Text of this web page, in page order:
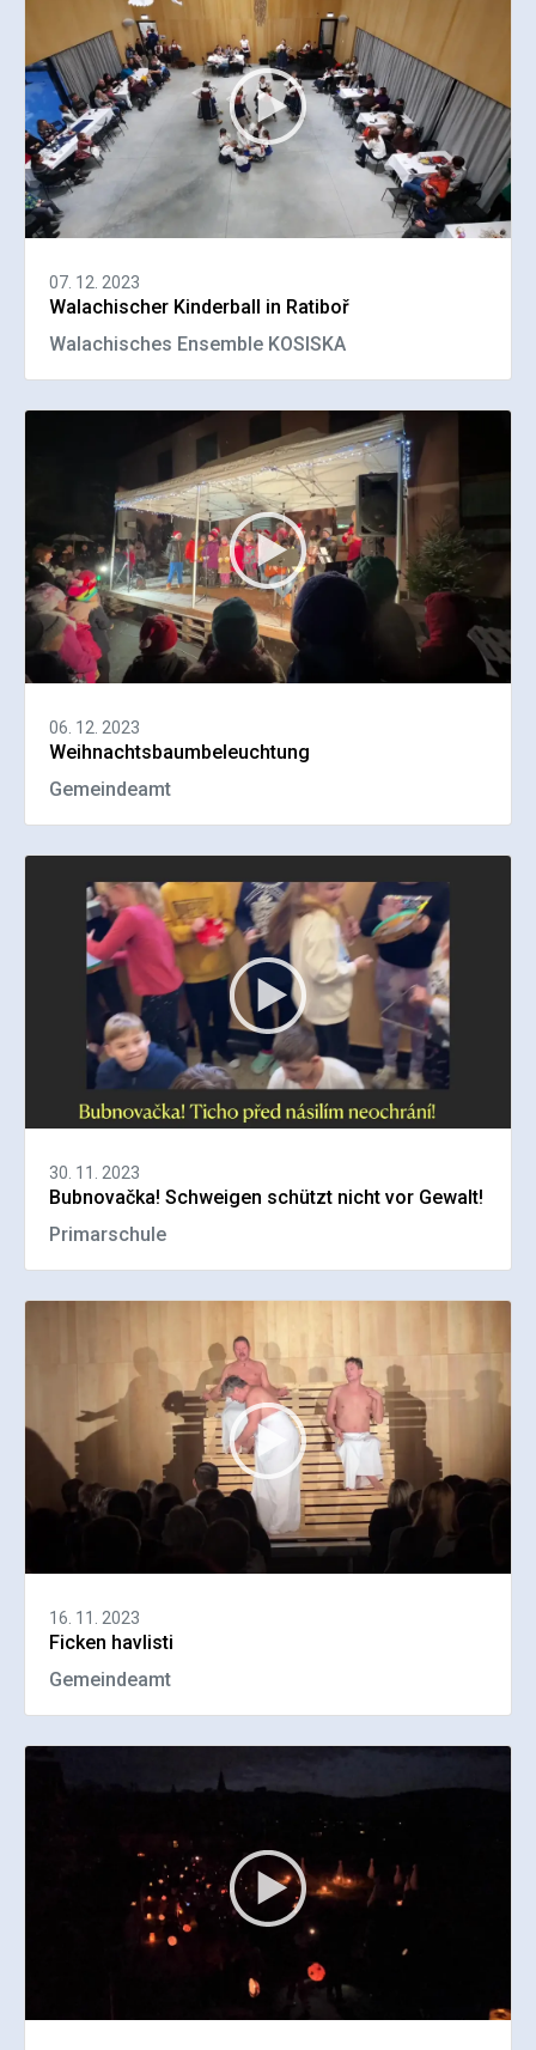
07. 12. 2023
Walachischer Kinderball in Ratiboř
Walachisches Ensemble KOSISKA
06. 12. 2023
Weihnachtsbaumbeleuchtung
Gemeindeamt
30. 11. 2023
Bubnovačka! Schweigen schützt nicht vor Gewalt!
Primarschule
16. 11. 2023
Ficken havlisti
Gemeindeamt